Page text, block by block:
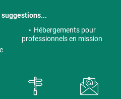
suggestions...
Hébergements pour
professionnels en mission